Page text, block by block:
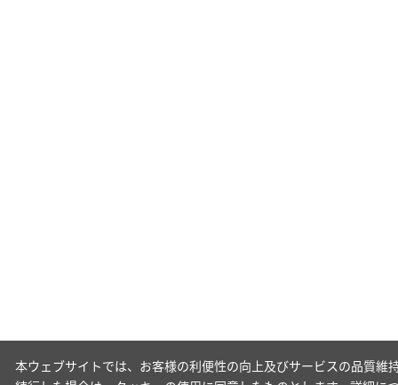
本ウェブサイトでは、お客様の利便性の向上及びサービスの品質